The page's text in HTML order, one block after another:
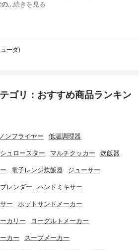
の…続きを見る
ーダ)
ゴリ：おすすめ商品ランキン
ノンフライヤー 低温調理器
ュロースター マルチクッカー 炊飯器
電子レンジ炊飯器 ジューサー
レンダー ハンドミキサー
ー ホットサンドメーカー
カリー ヨーグルトメーカー
カー スープメーカー